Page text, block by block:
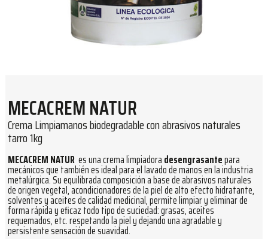
MECACREM NATUR
Crema Limpiamanos biodegradable con abrasivos naturales
tarro 1kg
MECACREM NATUR es una crema limpiadora desengrasantepara
mecánicos que también es ideal para el lavado de manos en la industria
metalúrgica. Su equilibrada composición a base de abrasivos naturales
de origen vegetal, acondicionadores de la piel de alto efecto hidratante,
solventes y aceites de calidad medicinal, permite limpiar y eliminar de
forma rápida y eficaz todo tipo de suciedad: grasas, aceites
requemados, etc. respetando la piel y dejando una agradable y
persistente sensación de suavidad.